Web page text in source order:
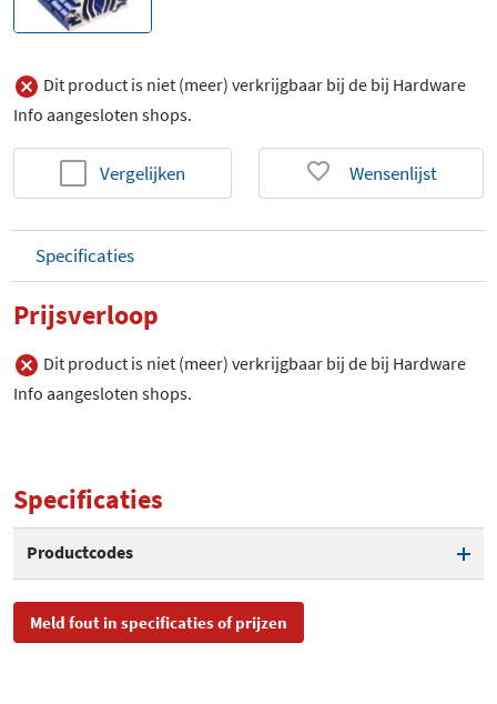
Dit product is niet (meer) verkrijgbaar bij de bij Hardware
Info aangesloten shops.
Vergelijken Wensenlijst
Specificaties
Prijsverloop
Dit product is niet (meer) verkrijgbaar bij de bij Hardware
Info aangesloten shops.
Specificaties
Productcodes
SKU RS015
Meld fout in specificaties of prijzen